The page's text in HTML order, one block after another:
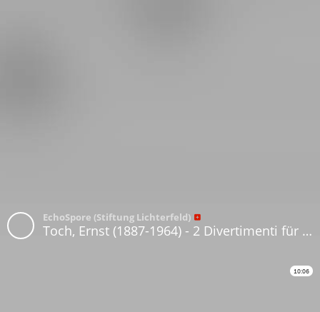
EchoSpore (Stiftung Lichterfeld)
Toch, Ernst (1887-1964) - 2 Divertimenti für Violine und Viola. II
10:06